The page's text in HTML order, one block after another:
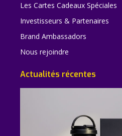
Les Cartes Cadeaux Spéciales
Investisseurs & Partenaires
Brand Ambassadors
Nous rejoindre
Actualités récentes